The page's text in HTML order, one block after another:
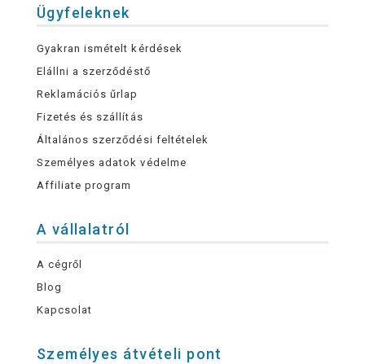
Ügyfeleknek
Gyakran ismételt kérdések
Elállni a szerződéstő
Reklamációs űrlap
Fizetés és szállítás
Általános szerződési feltételek
Személyes adatok védelme
Affiliate program
A vállalatról
A cégről
Blog
Kapcsolat
Személyes átvételi pont